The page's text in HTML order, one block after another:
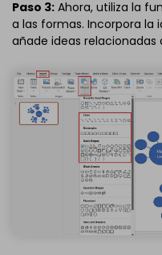
Paso 3: Ahora, utiliza la
a las formas. Incorpora
añade ideas relacionadas